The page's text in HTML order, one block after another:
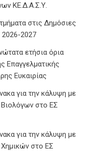
ΚΕ.Δ.Α.Σ.Υ.
στις Δημόσιες
2026-2027
ετήσια όρια
Επαγγελματικής
Ευκαιρίας
για την κάλυψη με
στο ΕΣ
για την κάλυψη με
στο ΕΣ